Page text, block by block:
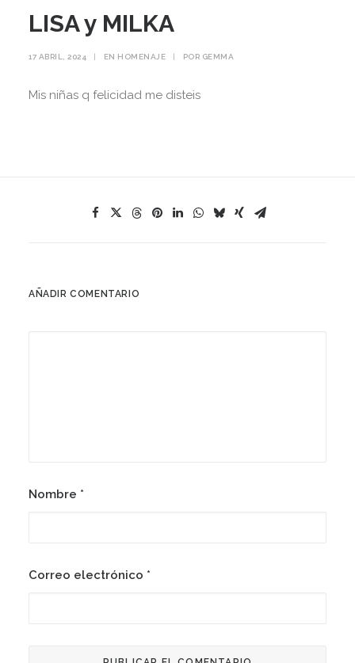
LISA y MILKA
17 ABRIL, 2024 | EN HOMENAJE | POR GEMMA
Mis niñas q felicidad me disteis
AÑADIR COMENTARIO
Nombre *
Correo electrónico *